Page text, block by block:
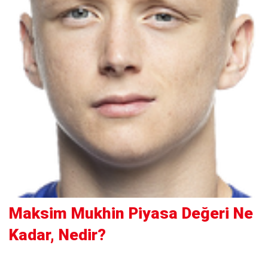
Maksim Mukhin Piyasa Değeri Ne
Kadar, Nedir?